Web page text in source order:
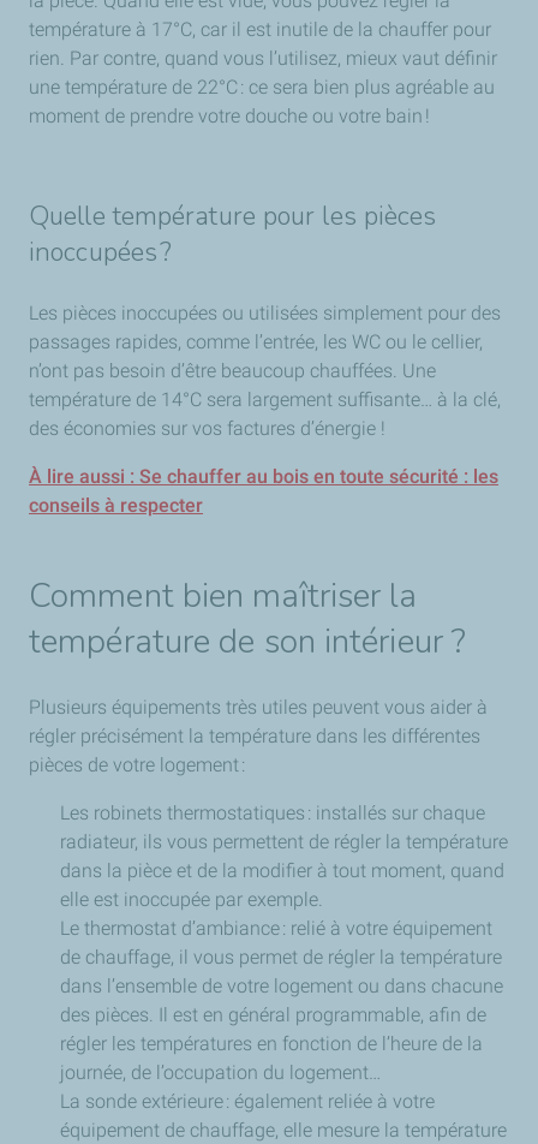
température à 17°C, car il est inutile de la chauffer pour
rien. Par contre, quand vous l’utilisez, mieux vaut définir
une température de 22°C : ce sera bien plus agréable au
moment de prendre votre douche ou votre bain !
Quelle température pour les pièces
inoccupées ?
Les pièces inoccupées ou utilisées simplement pour des
passages rapides, comme l’entrée, les WC ou le cellier,
n’ont pas besoin d’être beaucoup chauffées. Une
température de 14°C sera largement suffisante… à la clé,
des économies sur vos factures d’énergie !
À lire aussi : Se chauffer au bois en toute sécurité : les
conseils à respecter
Comment bien maîtriser la
température de son intérieur ?
Plusieurs équipements très utiles peuvent vous aider à
régler précisément la température dans les différentes
pièces de votre logement :
Les robinets thermostatiques : installés sur chaque
radiateur, ils vous permettent de régler la température
dans la pièce et de la modifier à tout moment, quand
elle est inoccupée par exemple.
Le thermostat d’ambiance : relié à votre équipement
de chauffage, il vous permet de régler la température
dans l’ensemble de votre logement ou dans chacune
des pièces. Il est en général programmable, afin de
régler les températures en fonction de l’heure de la
journée, de l’occupation du logement…
La sonde extérieure : également reliée à votre
équipement de chauffage, elle mesure la température